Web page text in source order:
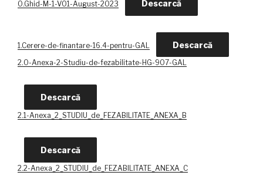
0.Ghid-M-1-V01-August-2023 Descarcă
1.Cerere-de-finantare-16.4-pentru-GAL Descarcă
2.0-Anexa-2-Studiu-de-fezabilitate-HG-907-GAL
Descarcă
2.1-Anexa_2_STUDIU_de_FEZABILITATE_ANEXA_B
Descarcă
2.2-Anexa_2_STUDIU_de_FEZABILITATE_ANEXA_C